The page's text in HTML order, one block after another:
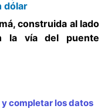
dólar
construida al lado
la vía del puente
completar los datos